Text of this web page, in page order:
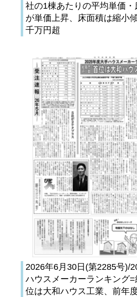
社の1棟あたりの平均単価・
が単価上昇、床面積は縮小
千万円超
2026年6月30日(第2285号)/
ハウスメーカーランキング
位は大和ハウス工業、前年